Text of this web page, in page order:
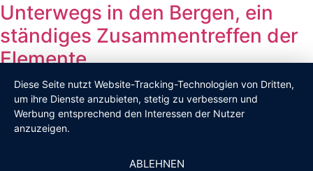
Unterwegs in den Bergen, ein
ständiges Zusammentreffen der
Elemente
Blog
Wenn wir in unseren Herzen sind,
sind wir zuhause …
Diese Seite nutzt Website-Tracking-Technologien von Dritten,
um ihre Dienste anzubieten, stetig zu verbessern und
Werbung entsprechend den Interessen der Nutzer
anzuzeigen.
ABLEHNEN